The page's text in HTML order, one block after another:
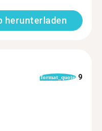
herunterladen
format_quote 9